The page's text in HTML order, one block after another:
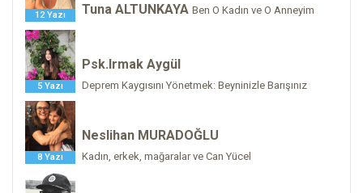
12 Yazı Tuna ALTUNKAYA Ben O Kadın ve O Anneyim
5 Yazı
Psk.Irmak Aygül
Deprem Kaygısını Yönetmek: Beyninizle Barışınız
8 Yazı
Neslihan MURADOĞLU
Kadın, erkek, mağaralar ve Can Yücel